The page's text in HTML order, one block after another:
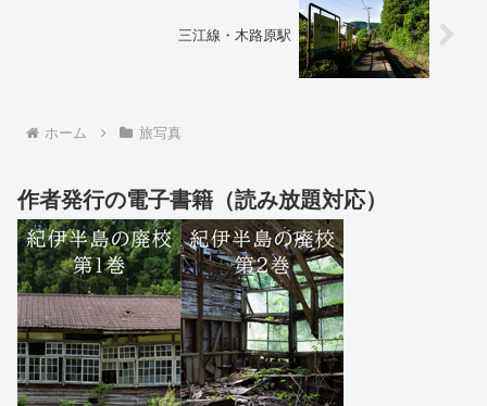
三江線・木路原駅
ホーム 旅写真
作者発行の電子書籍（読み放題対応）